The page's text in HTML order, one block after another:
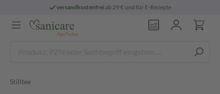
versandkostenfreiab 29 € und für E-Rezepte
Stilltee